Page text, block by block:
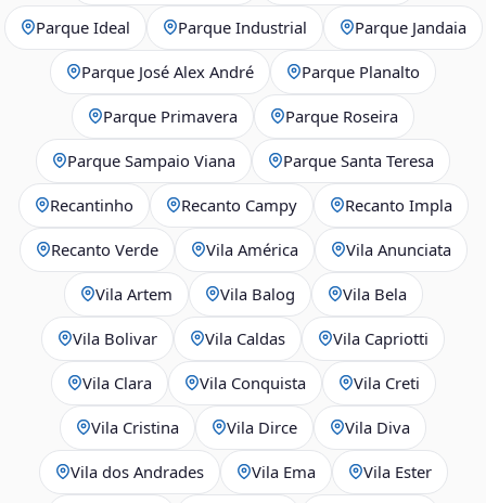
Parque Ideal Parque Industrial Parque Jandaia
Parque José Alex André Parque Planalto
Parque Primavera Parque Roseira
Parque Sampaio Viana Parque Santa Teresa
Recantinho Recanto Campy Recanto Impla
Recanto Verde Vila América Vila Anunciata
Vila Artem Vila Balog Vila Bela
Vila Bolivar Vila Caldas Vila Capriotti
Vila Clara Vila Conquista Vila Creti
Vila Cristina Vila Dirce Vila Diva
Vila dos Andrades Vila Ema Vila Ester